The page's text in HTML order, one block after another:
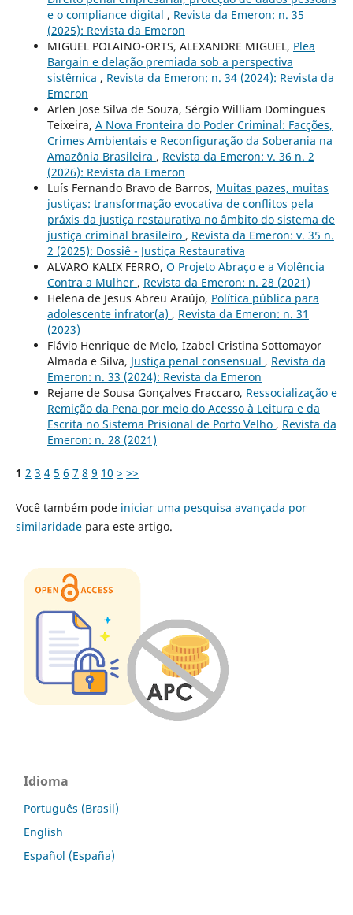
e o compliance digital , Revista da Emeron: n. 35
(2025): Revista da Emeron
MIGUEL POLAINO-ORTS, ALEXANDRE MIGUEL, Plea
Bargain e delação premiada sob a perspectiva
sistêmica , Revista da Emeron: n. 34 (2024): Revista da
Emeron
Arlen Jose Silva de Souza, Sérgio William Domingues
Teixeira, A Nova Fronteira do Poder Criminal: Facções,
Crimes Ambientais e Reconfiguração da Soberania na
Amazônia Brasileira , Revista da Emeron: v. 36 n. 2
(2026): Revista da Emeron
Luís Fernando Bravo de Barros, Muitas pazes, muitas
justiças: transformação evocativa de conflitos pela
práxis da justiça restaurativa no âmbito do sistema de
justiça criminal brasileiro , Revista da Emeron: v. 35 n.
2 (2025): Dossiê - Justiça Restaurativa
ALVARO KALIX FERRO, O Projeto Abraço e a Violência
Contra a Mulher , Revista da Emeron: n. 28 (2021)
Helena de Jesus Abreu Araújo, Política pública para
adolescente infrator(a) , Revista da Emeron: n. 31
(2023)
Flávio Henrique de Melo, Izabel Cristina Sottomayor
Almada e Silva, Justiça penal consensual , Revista da
Emeron: n. 33 (2024): Revista da Emeron
Rejane de Sousa Gonçalves Fraccaro, Ressocialização e
Remição da Pena por meio do Acesso à Leitura e da
Escrita no Sistema Prisional de Porto Velho , Revista da
Emeron: n. 28 (2021)
1 2 3 4 5 6 7 8 9 10 > >>
Você também pode iniciar uma pesquisa avançada por
similaridadepara este artigo.
Idioma
Português (Brasil)
English
Español (España)